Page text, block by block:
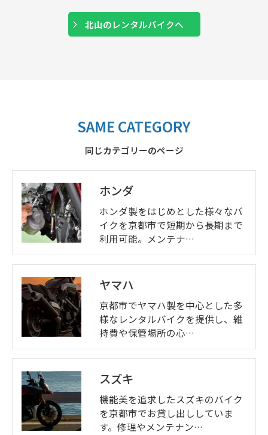
北山のレンタルバイクへ
同じカテゴリーのページ
SAME CATEGORY
ホンダ
ホンダ製をはじめとした様々なバ
イクを京都市で短期から長期まで
利用可能。メンテナ…
ヤマハ
京都市でヤマハ製を中心とした多
様なレンタルバイクを提供し、維
持費や保管場所の心…
スズキ
機能美を追求したスズキのバイク
を京都市でお貸し出ししていま
す。修理やメンテナン…